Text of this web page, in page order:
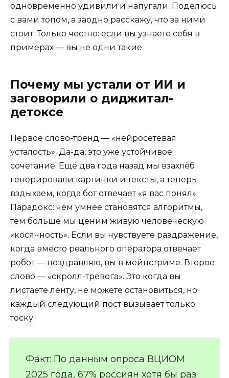
одновременно удивили и напугали. Поделюсь
с вами топом, а заодно расскажу, что за ними
стоит. Только честно: если вы узнаете себя в
примерах — вы не одни такие.
Почему мы устали от ИИ и
заговорили о диджитал-
детоксе
Первое слово-тренд — «нейросетевая
усталость». Да-да, это уже устойчивое
сочетание. Ещё два года назад мы взахлёб
генерировали картинки и тексты, а теперь
вздыхаем, когда бот отвечает «я вас понял».
Парадокс: чем умнее становятся алгоритмы,
тем больше мы ценим живую человеческую
«косячность». Если вы чувствуете раздражение,
когда вместо реального оператора отвечает
робот — поздравляю, вы в мейнстриме. Второе
слово — «скролл-тревога». Это когда вы
листаете ленту, не можете остановиться, но
каждый следующий пост вызывает только
тоску.
Факт: По данным опроса ВЦИОМ
2025 года, 67% россиян хотя бы раз